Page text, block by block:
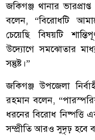
‎জকিগঞ্জ থানার
বলেন, “বিরোধটি
চেয়েছি বিষয়টি
উদ্যোগে সমঝোতার
সন্তুষ্ট।”
‎জকিগঞ্জ উপজেলা
রহমান বলেন,
ধরনের বিরোধ নিষ্পত্তি
সম্প্রীতি আরও সুদৃঢ় হবে